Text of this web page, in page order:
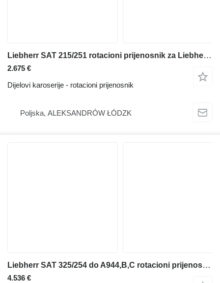
Liebherr SAT 215/251 rotacioni prijenosnik za Liebherr A314,A316 ,R313 bagera
2.675 €
Dijelovi karoserije - rotacioni prijenosnik
Poljska, ALEKSANDRÓW ŁÓDZK
Liebherr SAT 325/254 do A944,B,C rotacioni prijenosnik za Liebherr R944 wersji B bagera
4.536 €